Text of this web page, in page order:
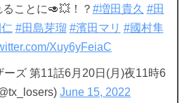
ことに🥑💥！？ #増田貴久 #田
#田島芽瑠 #濱田マリ #國村隼
Xuy6yFeiaC
ズ 第11話6月20日(月)夜11時6
June 15, 2022